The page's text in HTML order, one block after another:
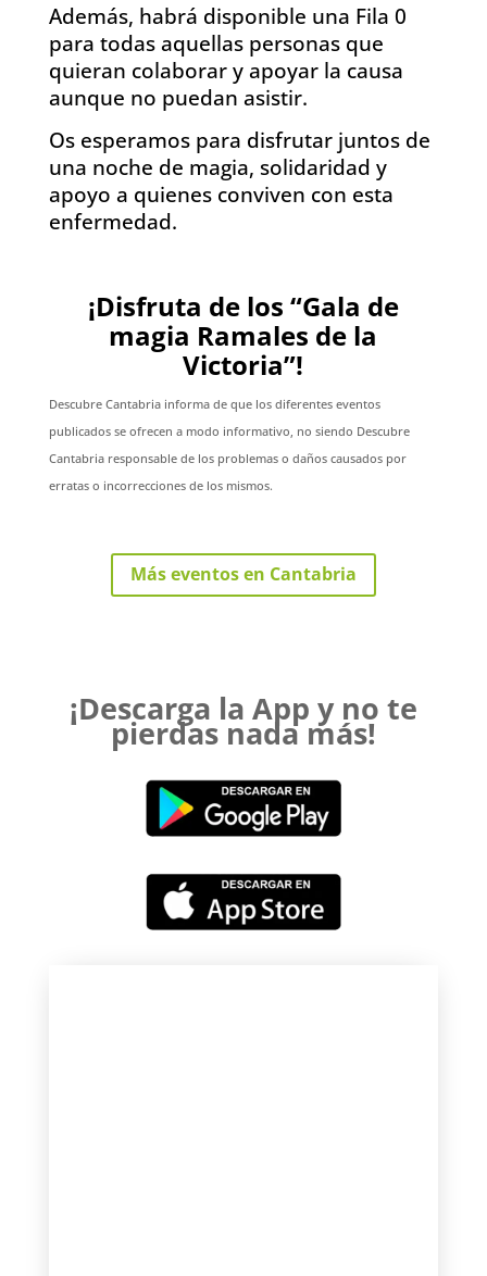
Además, habrá disponible una Fila 0
para todas aquellas personas que
quieran colaborar y apoyar la causa
aunque no puedan asistir.
Os esperamos para disfrutar juntos de
una noche de magia, solidaridad y
apoyo a quienes conviven con esta
enfermedad.
¡Disfruta de los “Gala de
magia Ramales de la
Victoria”!
Descubre Cantabria informa de que los diferentes eventos
publicados se ofrecen a modo informativo, no siendo Descubre
Cantabria responsable de los problemas o daños causados por
erratas o incorrecciones de los mismos.
Más eventos en Cantabria
¡Descarga la App y no te
pierdas nada más!